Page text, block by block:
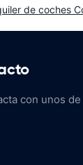
de coches
con unos